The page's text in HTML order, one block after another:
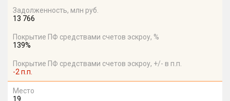
Задолженность, млн руб.
13 766
Покрытие ПФ средствами счетов эскроу, %
139%
Покрытие ПФ средствами счетов эскроу, +/- в п.п.
-2 п.п.
Место
19